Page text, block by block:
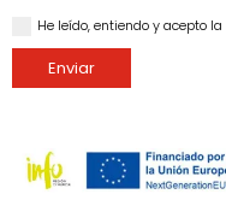
He leído, entiendo y acepto la
Enviar